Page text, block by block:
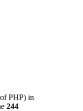
PHP) in
244